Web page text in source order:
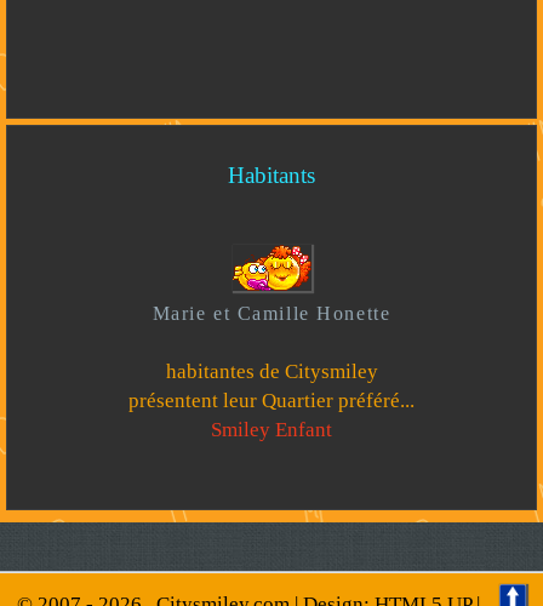
Habitants
Marie et Camille Honette
habitantes de Citysmiley
présentent leur Quartier préféré...
Smiley Enfant